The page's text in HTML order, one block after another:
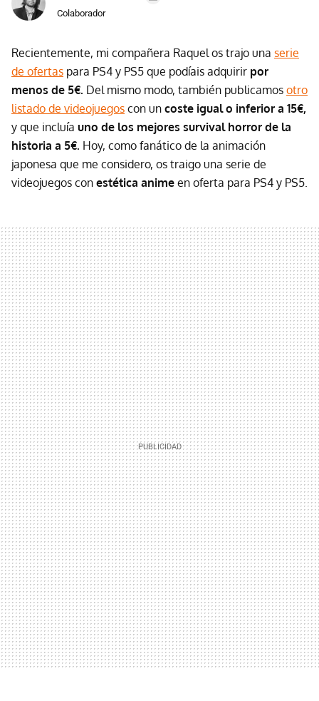
Colaborador
Recientemente, mi compañera Raquel os trajo una serie
de ofertas para PS4 y PS5 que podíais adquirir por
menos de 5€. Del mismo modo, también publicamos otro
listado de videojuegos con un coste igual o inferior a 15€,
y que incluía uno de los mejores survival horror de la
historia a 5€. Hoy, como fanático de la animación
japonesa que me considero, os traigo una serie de
videojuegos con estética anime en oferta para PS4 y PS5.